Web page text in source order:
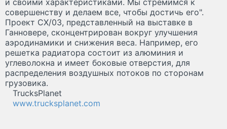
и своими характеристиками. Мы стремимся к
совершенству и делаем все, чтобы достичь его".
Проект CX/03, представленный на выставке в
Ганновере, сконцентрирован вокруг улучшения
аэродинамики и снижения веса. Например, его
решетка радиатора состоит из алюминия и
углеволокна и имеет боковые отверстия, для
распределения воздушных потоков по сторонам
грузовика.
TrucksPlanet
www.trucksplanet.com